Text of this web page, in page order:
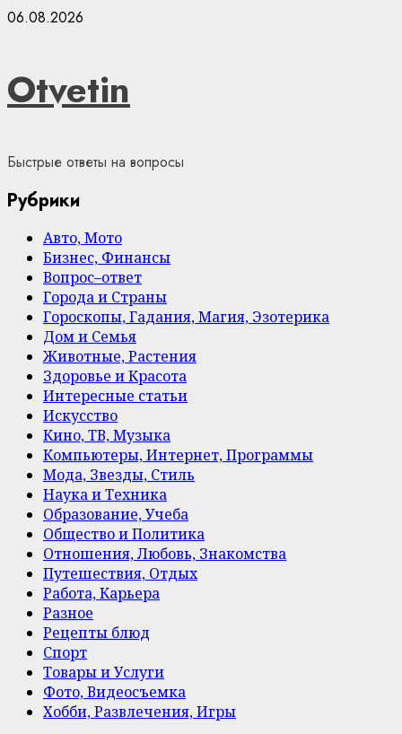
Skip
06.08.2026
Otvetin
Быстрые ответы на вопросы
Рубрики
Авто, Мото
Бизнес, Финансы
Вопрос–ответ
Города и Страны
Гороскопы, Гадания, Магия, Эзотерика
Дом и Семья
Животные, Растения
Здоровье и Красота
Интересные статьи
Искусство
Кино, ТВ, Музыка
Компьютеры, Интернет, Программы
Мода, Звезды, Стиль
Наука и Техника
Образование, Учеба
Общество и Политика
Отношения, Любовь, Знакомства
Путешествия, Отдых
Работа, Карьера
Разное
Рецепты блюд
Спорт
Товары и Услуги
Фото, Видеосъемка
Хобби, Развлечения, Игры